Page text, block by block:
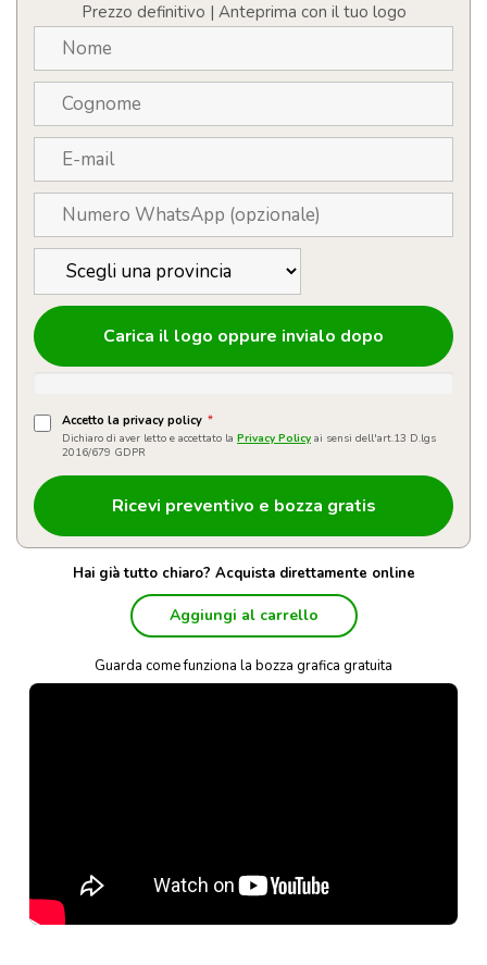
Prezzo definitivo | Anteprima con il tuo logo
Carica il logo oppure invialo dopo
Accetto la privacy policy *
Dichiaro di aver letto e accettato la Privacy Policy ai sensi dell'art.13 D.lgs
2016/679 GDPR
Hai già tutto chiaro? Acquista direttamente online
Aggiungi al carrello
Guarda come funziona la bozza grafica gratuita